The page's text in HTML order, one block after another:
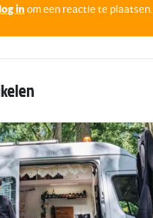
log in om een reactie te plaatsen.